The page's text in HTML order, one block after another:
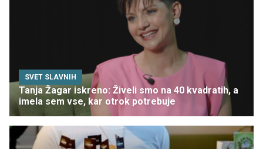
SVET SLAVNIH
Tanja Žagar iskreno: Živeli smo na 40 kvadratih, a
imela sem vse, kar otrok potrebuje